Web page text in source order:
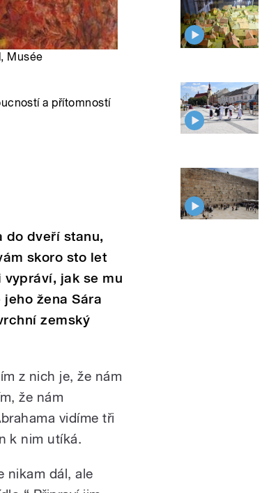
Musée
a přítomností
do dveří stanu,
skoro sto let
jak se mu
žena Sára
zemský
z nich je, že nám
že nám
vidíme tři
k nim utíká.
nikam dál, ale